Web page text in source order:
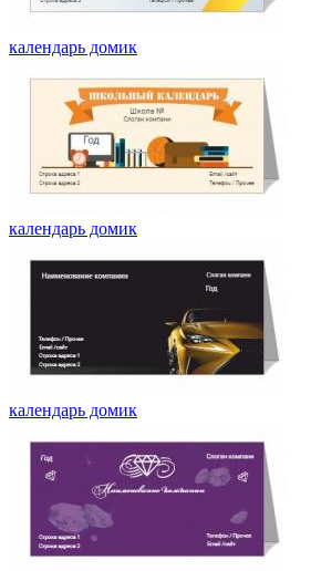
календарь домик
календарь домик
календарь домик